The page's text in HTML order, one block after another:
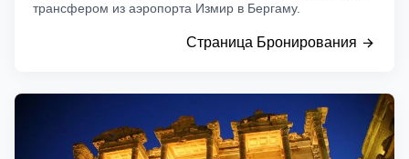
трансфером из аэропорта Измир в Бергаму.
Страница Бронирования